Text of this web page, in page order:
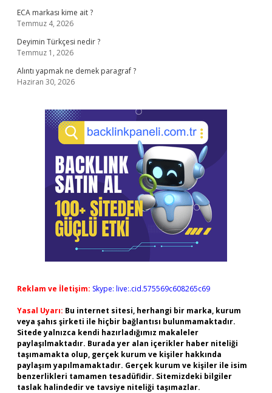
ECA markası kime ait ?
Temmuz 4, 2026
Deyimin Türkçesi nedir ?
Temmuz 1, 2026
Alıntı yapmak ne demek paragraf ?
Haziran 30, 2026
Reklam ve İletişim: Skype: live:.cid.575569c608265c69
Yasal Uyarı: Bu internet sitesi, herhangi bir marka, kurum
veya şahıs şirketi ile hiçbir bağlantısı bulunmamaktadır.
Sitede yalnızca kendi hazırladığımız makaleler
paylaşılmaktadır. Burada yer alan içerikler haber niteliği
taşımamakta olup, gerçek kurum ve kişiler hakkında
paylaşım yapılmamaktadır. Gerçek kurum ve kişiler ile isim
benzerlikleri tamamen tesadüfidir. Sitemizdeki bilgiler
taslak halindedir ve tavsiye niteliği taşımazlar.